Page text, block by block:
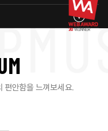
M
편안함을 느껴보세요.